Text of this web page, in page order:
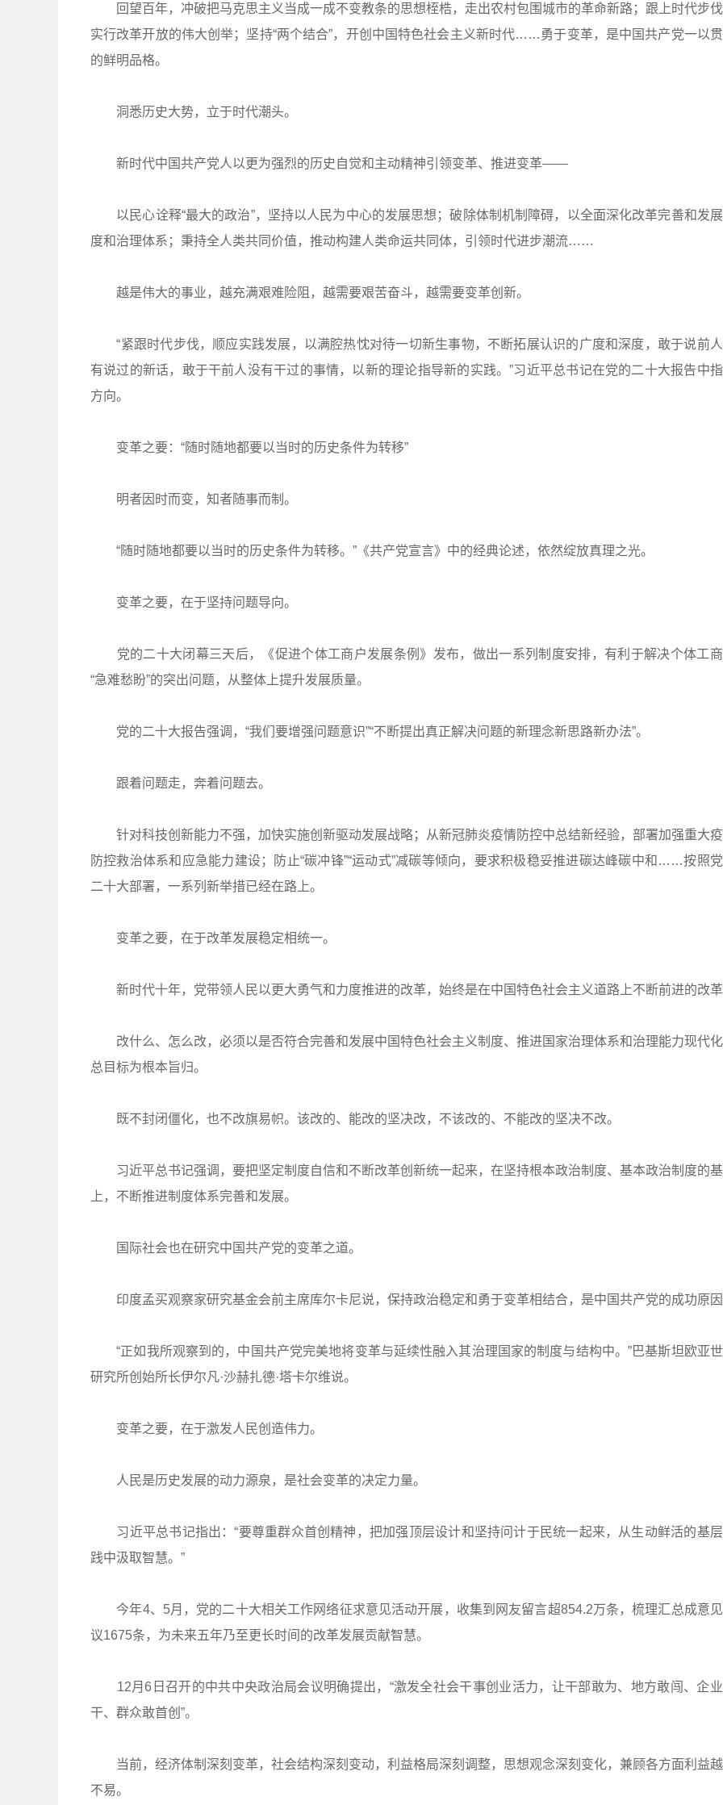
回望百年，冲破把马克思主义当成一成不变教条的思想桎梏，走出农村包围城市的革命新路；跟上时代步
实行改革开放的伟大创举；坚持“两个结合”，开创中国特色社会主义新时代……勇于变革，是中国共产党一以
的鲜明品格。
洞悉历史大势，立于时代潮头。
新时代中国共产党人以更为强烈的历史自觉和主动精神引领变革、推进变革——
以民心诠释“最大的政治”，坚持以人民为中心的发展思想；破除体制机制障碍，以全面深化改革完善和发
度和治理体系；秉持全人类共同价值，推动构建人类命运共同体，引领时代进步潮流……
越是伟大的事业，越充满艰难险阻，越需要艰苦奋斗，越需要变革创新。
“紧跟时代步伐，顺应实践发展，以满腔热忱对待一切新生事物，不断拓展认识的广度和深度，敢于说前
有说过的新话，敢于干前人没有干过的事情，以新的理论指导新的实践。”习近平总书记在党的二十大报告中
方向。
变革之要：“随时随地都要以当时的历史条件为转移”
明者因时而变，知者随事而制。
“随时随地都要以当时的历史条件为转移。”《共产党宣言》中的经典论述，依然绽放真理之光。
变革之要，在于坚持问题导向。
党的二十大闭幕三天后，《促进个体工商户发展条例》发布，做出一系列制度安排，有利于解决个体工
“急难愁盼”的突出问题，从整体上提升发展质量。
党的二十大报告强调，“我们要增强问题意识”“不断提出真正解决问题的新理念新思路新办法”。
跟着问题走，奔着问题去。
针对科技创新能力不强，加快实施创新驱动发展战略；从新冠肺炎疫情防控中总结新经验，部署加强重大
防控救治体系和应急能力建设；防止“碳冲锋”“运动式”减碳等倾向，要求积极稳妥推进碳达峰碳中和……按照
二十大部署，一系列新举措已经在路上。
变革之要，在于改革发展稳定相统一。
新时代十年，党带领人民以更大勇气和力度推进的改革，始终是在中国特色社会主义道路上不断前进的改
改什么、怎么改，必须以是否符合完善和发展中国特色社会主义制度、推进国家治理体系和治理能力现代
总目标为根本旨归。
既不封闭僵化，也不改旗易帜。该改的、能改的坚决改，不该改的、不能改的坚决不改。
习近平总书记强调，要把坚定制度自信和不断改革创新统一起来，在坚持根本政治制度、基本政治制度的
上，不断推进制度体系完善和发展。
国际社会也在研究中国共产党的变革之道。
印度孟买观察家研究基金会前主席库尔卡尼说，保持政治稳定和勇于变革相结合，是中国共产党的成功原
“正如我所观察到的，中国共产党完美地将变革与延续性融入其治理国家的制度与结构中。”巴基斯坦欧亚
研究所创始所长伊尔凡·沙赫扎德·塔卡尔维说。
变革之要，在于激发人民创造伟力。
人民是历史发展的动力源泉，是社会变革的决定力量。
习近平总书记指出：“要尊重群众首创精神，把加强顶层设计和坚持问计于民统一起来，从生动鲜活的基
践中汲取智慧。”
今年4、5月，党的二十大相关工作网络征求意见活动开展，收集到网友留言超854.2万条，梳理汇总成意
议1675条，为未来五年乃至更长时间的改革发展贡献智慧。
12月6日召开的中共中央政治局会议明确提出，“激发全社会干事创业活力，让干部敢为、地方敢闯、企
干、群众敢首创”。
当前，经济体制深刻变革，社会结构深刻变动，利益格局深刻调整，思想观念深刻变化，兼顾各方面利益
不易。